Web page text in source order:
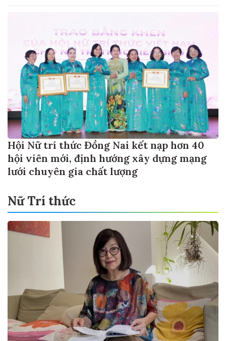
Hội Nữ trí thức Đồng Nai kết nạp hơn 40
hội viên mới, định hướng xây dựng mạng
lưới chuyên gia chất lượng
Nữ Trí thức